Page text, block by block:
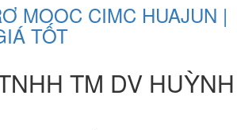
MOOC CIMC HUAJUN |
TỐT
TM DV HUỲNH